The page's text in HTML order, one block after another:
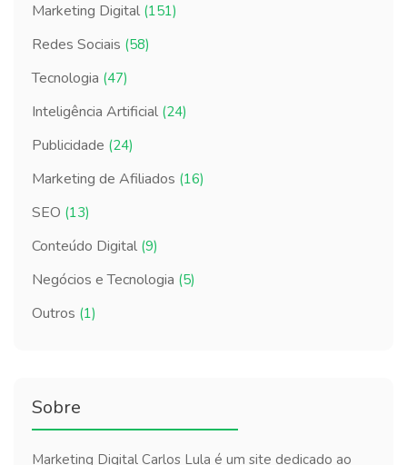
Marketing Digital (151)
Redes Sociais (58)
Tecnologia (47)
Inteligência Artificial (24)
Publicidade (24)
Marketing de Afiliados (16)
SEO (13)
Conteúdo Digital (9)
Negócios e Tecnologia (5)
Outros (1)
Sobre
Marketing Digital Carlos Lula é um site dedicado ao